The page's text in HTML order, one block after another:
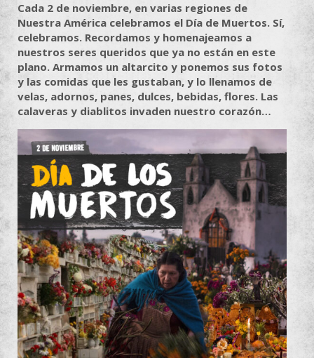
Cada 2 de noviembre, en varias regiones de
Nuestra América celebramos el Día de Muertos. Sí,
celebramos. Recordamos y homenajeamos a
nuestros seres queridos que ya no están en este
plano. Armamos un altarcito y ponemos sus fotos
y las comidas que les gustaban, y lo llenamos de
velas, adornos, panes, dulces, bebidas, flores. Las
calaveras y diablitos invaden nuestro corazón…